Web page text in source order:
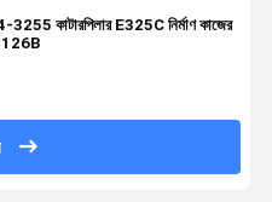
3255 কাটারপিলার E325C নির্মাণ কাজের